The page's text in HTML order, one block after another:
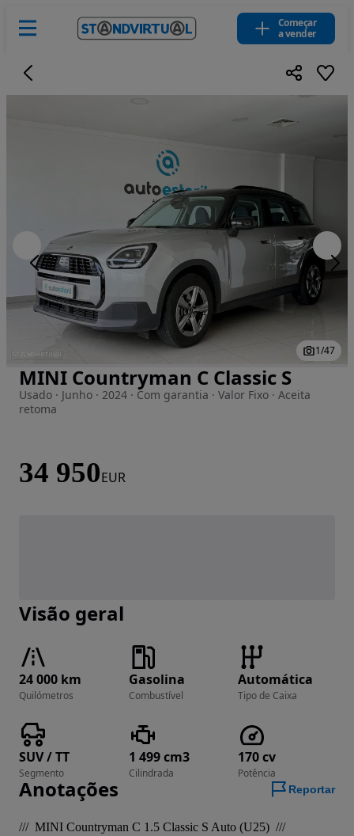
Começar
a vender
Imagem 1 de 47
1/47
MINI Countryman C Classic S
Usado · Junho · 2024 · Com garantia · Valor Fixo · Aceita
retoma
34 950EUR
Visão geral
24 000 km
Quilómetros
Gasolina
Combustível
Automática
Tipo de Caixa
SUV / TT
Segmento
1 499 cm3
Cilindrada
170 cv
Potência
Anotações Reportar
///  MINI Countryman C 1.5 Classic S Auto (U25)  ///